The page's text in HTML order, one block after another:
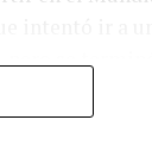
se